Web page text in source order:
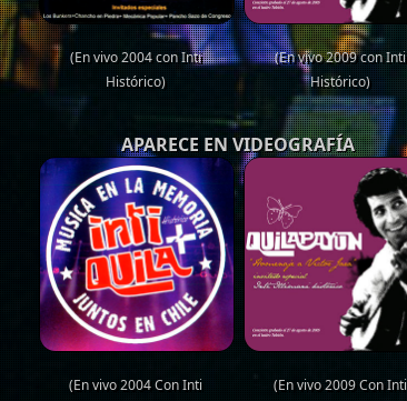
(En vivo 2004 con Inti
Histórico)
(En vivo 2009 con Inti
Histórico)
APARECE EN VIDEOGRAFÍA
(En vivo 2004 Con Inti
(En vivo 2009 Con Inti